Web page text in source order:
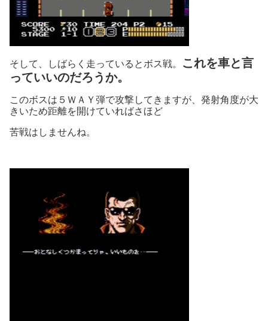
そして、しばらく走っているとボス戦。
これを車と言
っていいのだろうか。
このボスは５ＷＡＹ弾で攻撃してきますが、発射角度が大
きいため距離を開けていればさほど
苦戦はしませんね。